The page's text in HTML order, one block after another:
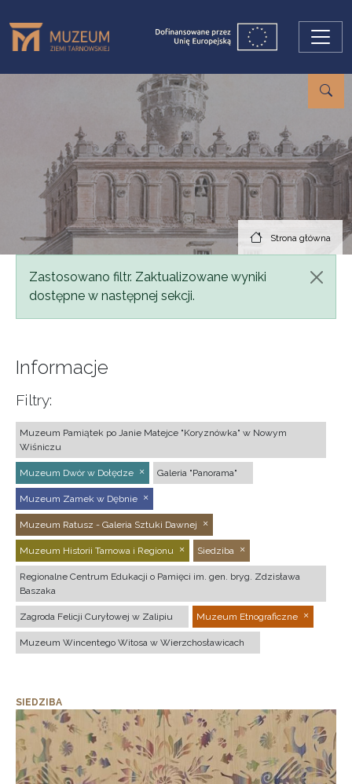
Strona główna
Komunikat
Zastosowano filtr. Zaktualizowane wyniki
dostępne w następnej sekcji.
Informacje
Filtry:
Muzeum Pamiątek po Janie Matejce "Koryznówka" w Nowym
Wiśniczu
Muzeum Dwór w Dołędze Galeria "Panorama"
Muzeum Zamek w Dębnie
Muzeum Ratusz - Galeria Sztuki Dawnej
Muzeum Historii Tarnowa i Regionu Siedziba
Regionalne Centrum Edukacji o Pamięci im. gen. bryg. Zdzisława
Baszaka
Zagroda Felicji Curyłowej w Zalipiu Muzeum Etnograficzne
Muzeum Wincentego Witosa w Wierzchosławicach
SIEDZIBA